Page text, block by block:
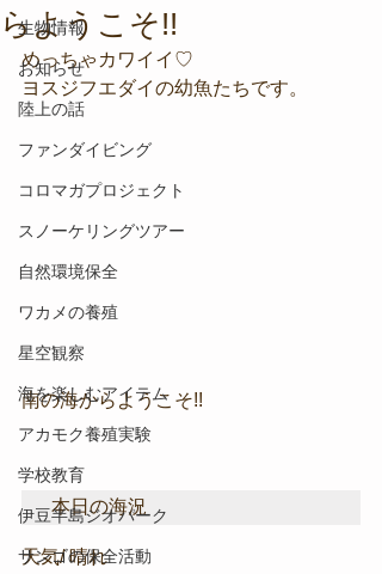
生物情報
お知らせ
陸上の話
ファンダイビング
コロマガプロジェクト
スノーケリングツアー
自然環境保全
ワカメの養殖
星空観察
海を楽しむアイテム
アカモク養殖実験
学校教育
伊豆半島ジオパーク
サンゴの保全活動
らようこそ!!
めっちゃカワイイ♡
ヨスジフエダイの幼魚たちです。
南の海からようこそ!!
本日の海況
天気/ 晴れ